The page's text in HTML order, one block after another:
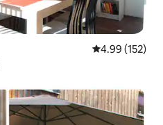
平均评分 4.99
4.99 (152)